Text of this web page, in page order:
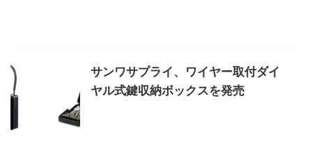
サンワサプライ、ワイヤー取付ダイ
ヤル式鍵収納ボックスを発売